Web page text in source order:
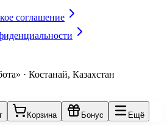
соглашение
· Костанай, Казахстан
Корзина Бонус Ещё